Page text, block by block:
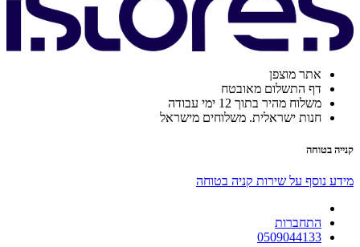
אתר מוצפן
דף התשלום מאובטח
משלוח מהיר בתוך 12 ימי עבודה
חנות ישראלית. משלוחים מישראל
קנייה בטוחה
מידע נוסף על שירות קניה בטוחה
התחברות
0509044133